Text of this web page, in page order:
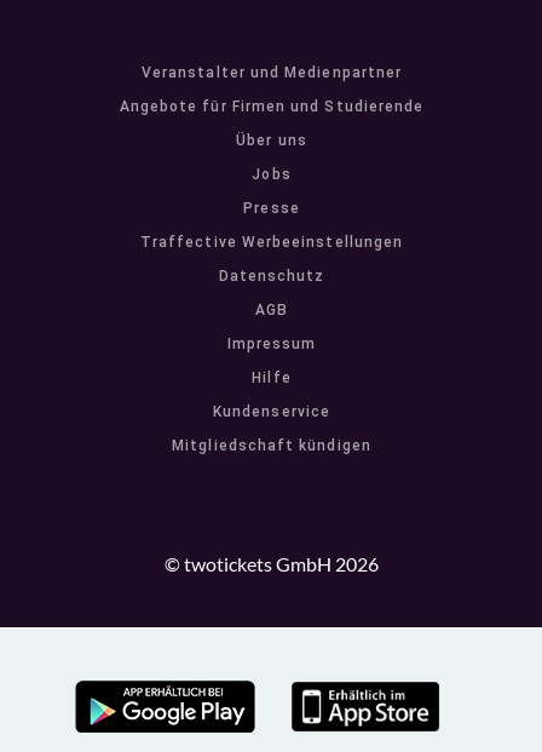
Veranstalter und Medienpartner
Angebote für Firmen und Studierende
Über uns
Jobs
Presse
Traffective Werbeeinstellungen
Datenschutz
AGB
Impressum
Hilfe
Kundenservice
Mitgliedschaft kündigen
© twotickets GmbH 2026